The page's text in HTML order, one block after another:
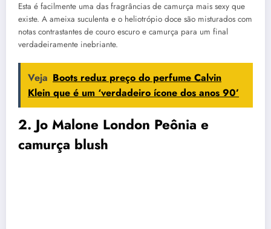
Esta é facilmente uma das fragrâncias de camurça mais sexy que
existe. A ameixa suculenta e o heliotrópio doce são misturados com
notas contrastantes de couro escuro e camurça para um final
verdadeiramente inebriante.
Veja Boots reduz preço do perfume Calvin
Klein que é um ‘verdadeiro ícone dos anos 90’
2. Jo Malone London Peônia e
camurça blush